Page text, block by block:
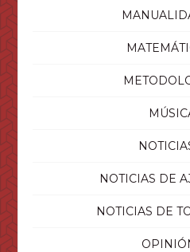
NOTICIAS DE
NOTICIAS DE